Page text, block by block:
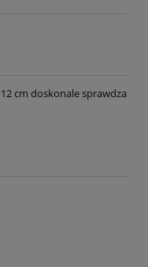
cm doskonale sprawdza